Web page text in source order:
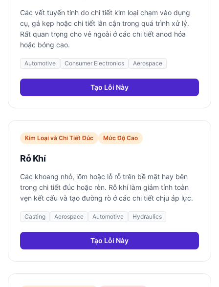
Các vết tuyến tính do chi tiết kim loại chạm vào dụng
cụ, gá kẹp hoặc chi tiết lân cận trong quá trình xử lý.
Rất quan trọng cho vẻ ngoài ở các chi tiết anod hóa
hoặc bóng cao.
Automotive Consumer Electronics Aerospace
Tạo Lỗi Này
Kim Loại và Chi Tiết Đúc Mức Độ Cao
Rỗ Khí
Các khoang nhỏ, lõm hoặc lỗ rỗ trên bề mặt hay bên
trong chi tiết đúc hoặc rèn. Rỗ khí làm giảm tính toàn
vẹn kết cấu và tạo đường rò ở các chi tiết chịu áp lực.
Casting Aerospace Automotive Hydraulics
Tạo Lỗi Này